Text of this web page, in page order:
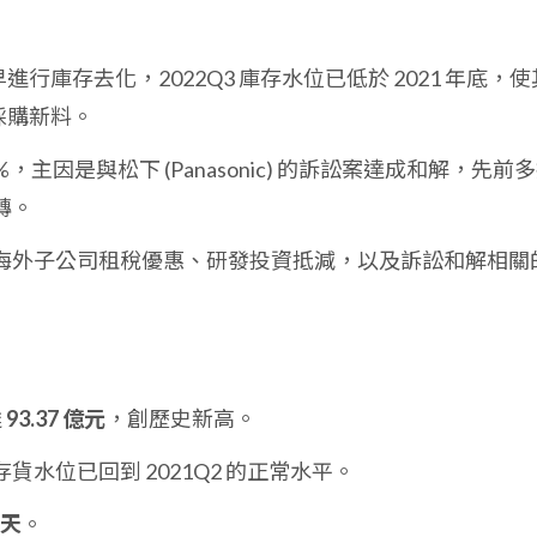
行庫存去化，2022Q3 庫存水位已低於 2021 年底，使
新料。
，主因是與松下 (Panasonic) 的訴訟案達成和解，先前
。
外子公司租稅優惠、研發投資抵減，以及訴訟和解相關
93.37 億元 ，創歷史新高。
水位已回到 2021Q2 的正常水平。
。